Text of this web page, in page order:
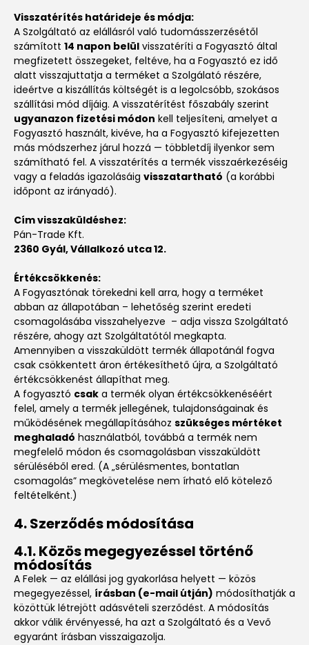
Visszatérítés határideje és módja:
A Szolgáltató az elállásról való tudomásszerzésétől
számított 14 napon belül visszatéríti a Fogyasztó által
megfizetett összegeket, feltéve, ha a Fogyasztó ez idő
alatt visszajuttatja a terméket a Szolgálató részére,
ideértve a kiszállítás költségét is a legolcsóbb, szokásos
szállítási mód díjáig. A visszatérítést főszabály szerint
ugyanazon fizetési módon kell teljesíteni, amelyet a
Fogyasztó használt, kivéve, ha a Fogyasztó kifejezetten
más módszerhez járul hozzá — többletdíj ilyenkor sem
számítható fel. A visszatérítés a termék visszaérkezéséig
vagy a feladás igazolásáig visszatartható (a korábbi
időpont az irányadó).
Cím visszaküldéshez:
Pán-Trade Kft.
2360 Gyál, Vállalkozó utca 12.
Értékcsökkenés:
A Fogyasztónak törekedni kell arra, hogy a terméket
abban az állapotában – lehetőség szerint eredeti
csomagolásába visszahelyezve – adja vissza Szolgáltató
részére, ahogy azt Szolgáltatótól megkapta.
Amennyiben a visszaküldött termék állapotánál fogva
csak csökkentett áron értékesíthető újra, a Szolgáltató
értékcsökkenést állapíthat meg.
A fogyasztó csak a termék olyan értékcsökkenéséért
felel, amely a termék jellegének, tulajdonságainak és
működésének megállapításához szükséges mértéket
meghaladó használatból, továbbá a termék nem
megfelelő módon és csomagolásban visszaküldött
sérüléséből ered. (A „sérülésmentes, bontatlan
csomagolás” megkövetelése nem írható elő kötelező
feltételként.)
4. Szerződés módosítása
4.1. Közös megegyezéssel történő
módosítás
A Felek — az elállási jog gyakorlása helyett — közös
megegyezéssel, írásban (e-mail útján) módosíthatják a
közöttük létrejött adásvételi szerződést. A módosítás
akkor válik érvényessé, ha azt a Szolgáltató és a Vevő
egyaránt írásban visszaigazolja.